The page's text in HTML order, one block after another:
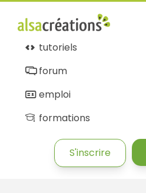
tutoriels
forum
emploi
formations
S'inscrire